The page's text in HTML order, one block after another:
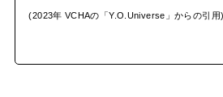
(2023年 VCHAの「Y.O.Universe」からの引用)